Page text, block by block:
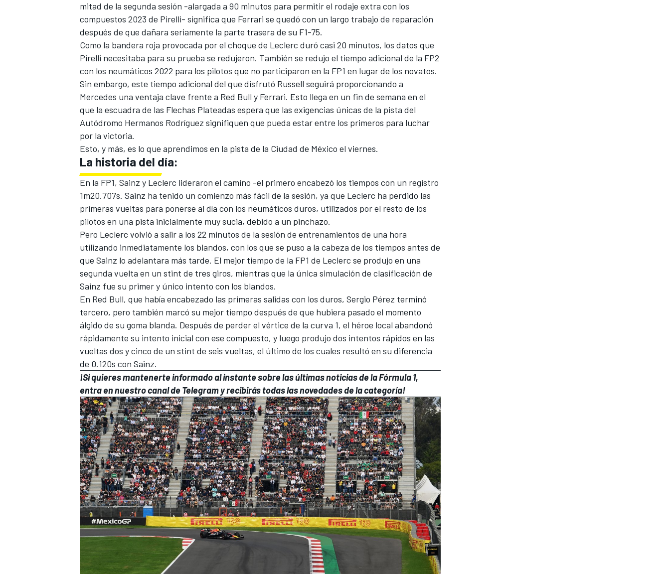
FÓRMULA E
WRC
mitad de la segunda sesión -alargada a 90 minutos para permitir el rodaje extra con los
compuestos 2023 de Pirelli- significa que Ferrari se quedó con un largo trabajo de reparación
después de que dañara seriamente la parte trasera de su F1-75.
Como la bandera roja provocada por el choque de Leclerc duró casi 20 minutos, los datos que
Pirelli necesitaba para su prueba se redujeron. También se redujo el tiempo adicional de la FP2
con los neumáticos 2022 para los pilotos que no participaron en la FP1 en lugar de los novatos.
Sin embargo, este tiempo adicional del que disfrutó Russell seguirá proporcionando a
Mercedes una ventaja clave frente a Red Bull y Ferrari. Esto llega en un fin de semana en el
que la escuadra de las Flechas Plateadas espera que las exigencias únicas de la pista del
Autódromo Hermanos Rodríguez signifiquen que pueda estar entre los primeros para luchar
por la victoria.
Esto, y más, es lo que aprendimos en la pista de la Ciudad de México el viernes.
La historia del día:
En la FP1, Sainz y Leclerc lideraron el camino -el primero encabezó los tiempos con un registro
1m20.707s. Sainz ha tenido un comienzo más fácil de la sesión, ya que Leclerc ha perdido las
primeras vueltas para ponerse al día con los neumáticos duros, utilizados por el resto de los
pilotos en una pista inicialmente muy sucia, debido a un pinchazo.
Pero Leclerc volvió a salir a los 22 minutos de la sesión de entrenamientos de una hora
utilizando inmediatamente los blandos, con los que se puso a la cabeza de los tiempos antes de
que Sainz lo adelantara más tarde. El mejor tiempo de la FP1 de Leclerc se produjo en una
segunda vuelta en un stint de tres giros, mientras que la única simulación de clasificación de
Sainz fue su primer y único intento con los blandos.
En Red Bull, que había encabezado las primeras salidas con los duros, Sergio Pérez terminó
tercero, pero también marcó su mejor tiempo después de que hubiera pasado el momento
álgido de su goma blanda. Después de perder el vértice de la curva 1, el héroe local abandonó
rápidamente su intento inicial con ese compuesto, y luego produjo dos intentos rápidos en las
vueltas dos y cinco de un stint de seis vueltas, el último de los cuales resultó en su diferencia
de 0.120s con Sainz.
¡Si quieres mantenerte informado al instante sobre las últimas noticias de la Fórmula 1,
entra ennuestro canal de Telegramy recibirás todas las novedades de la categoría!